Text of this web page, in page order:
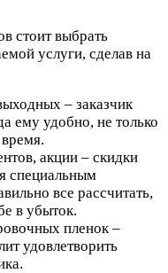
стоит выбрать
услуги, сделав на
– заказчик
ему удобно, не только
акции – скидки
специальным
все рассчитать,
в убыток.
пленок –
удовлетворить